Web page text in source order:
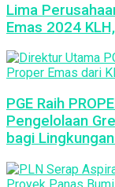
Lima
Emas 2024
PGE Raih
Pengelolaan
bagi